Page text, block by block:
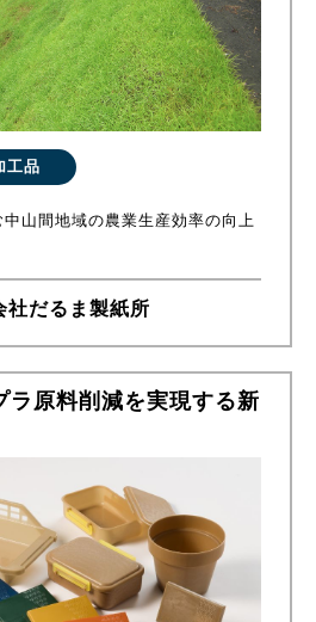
工品
山間地域の農業生産効率の向上
社だるま製紙所
ラ原料削減を実現する新